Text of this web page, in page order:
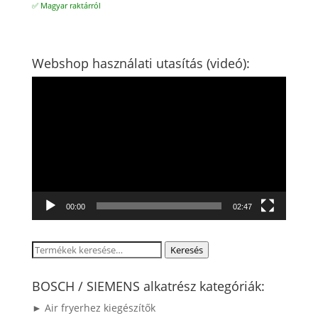
✅ Magyar raktárról
Webshop használati utasítás (videó):
00:00 02:47
Keresés
következőre:
Keresés
BOSCH / SIEMENS alkatrész kategóriák:
► Air fryerhez kiegészítők